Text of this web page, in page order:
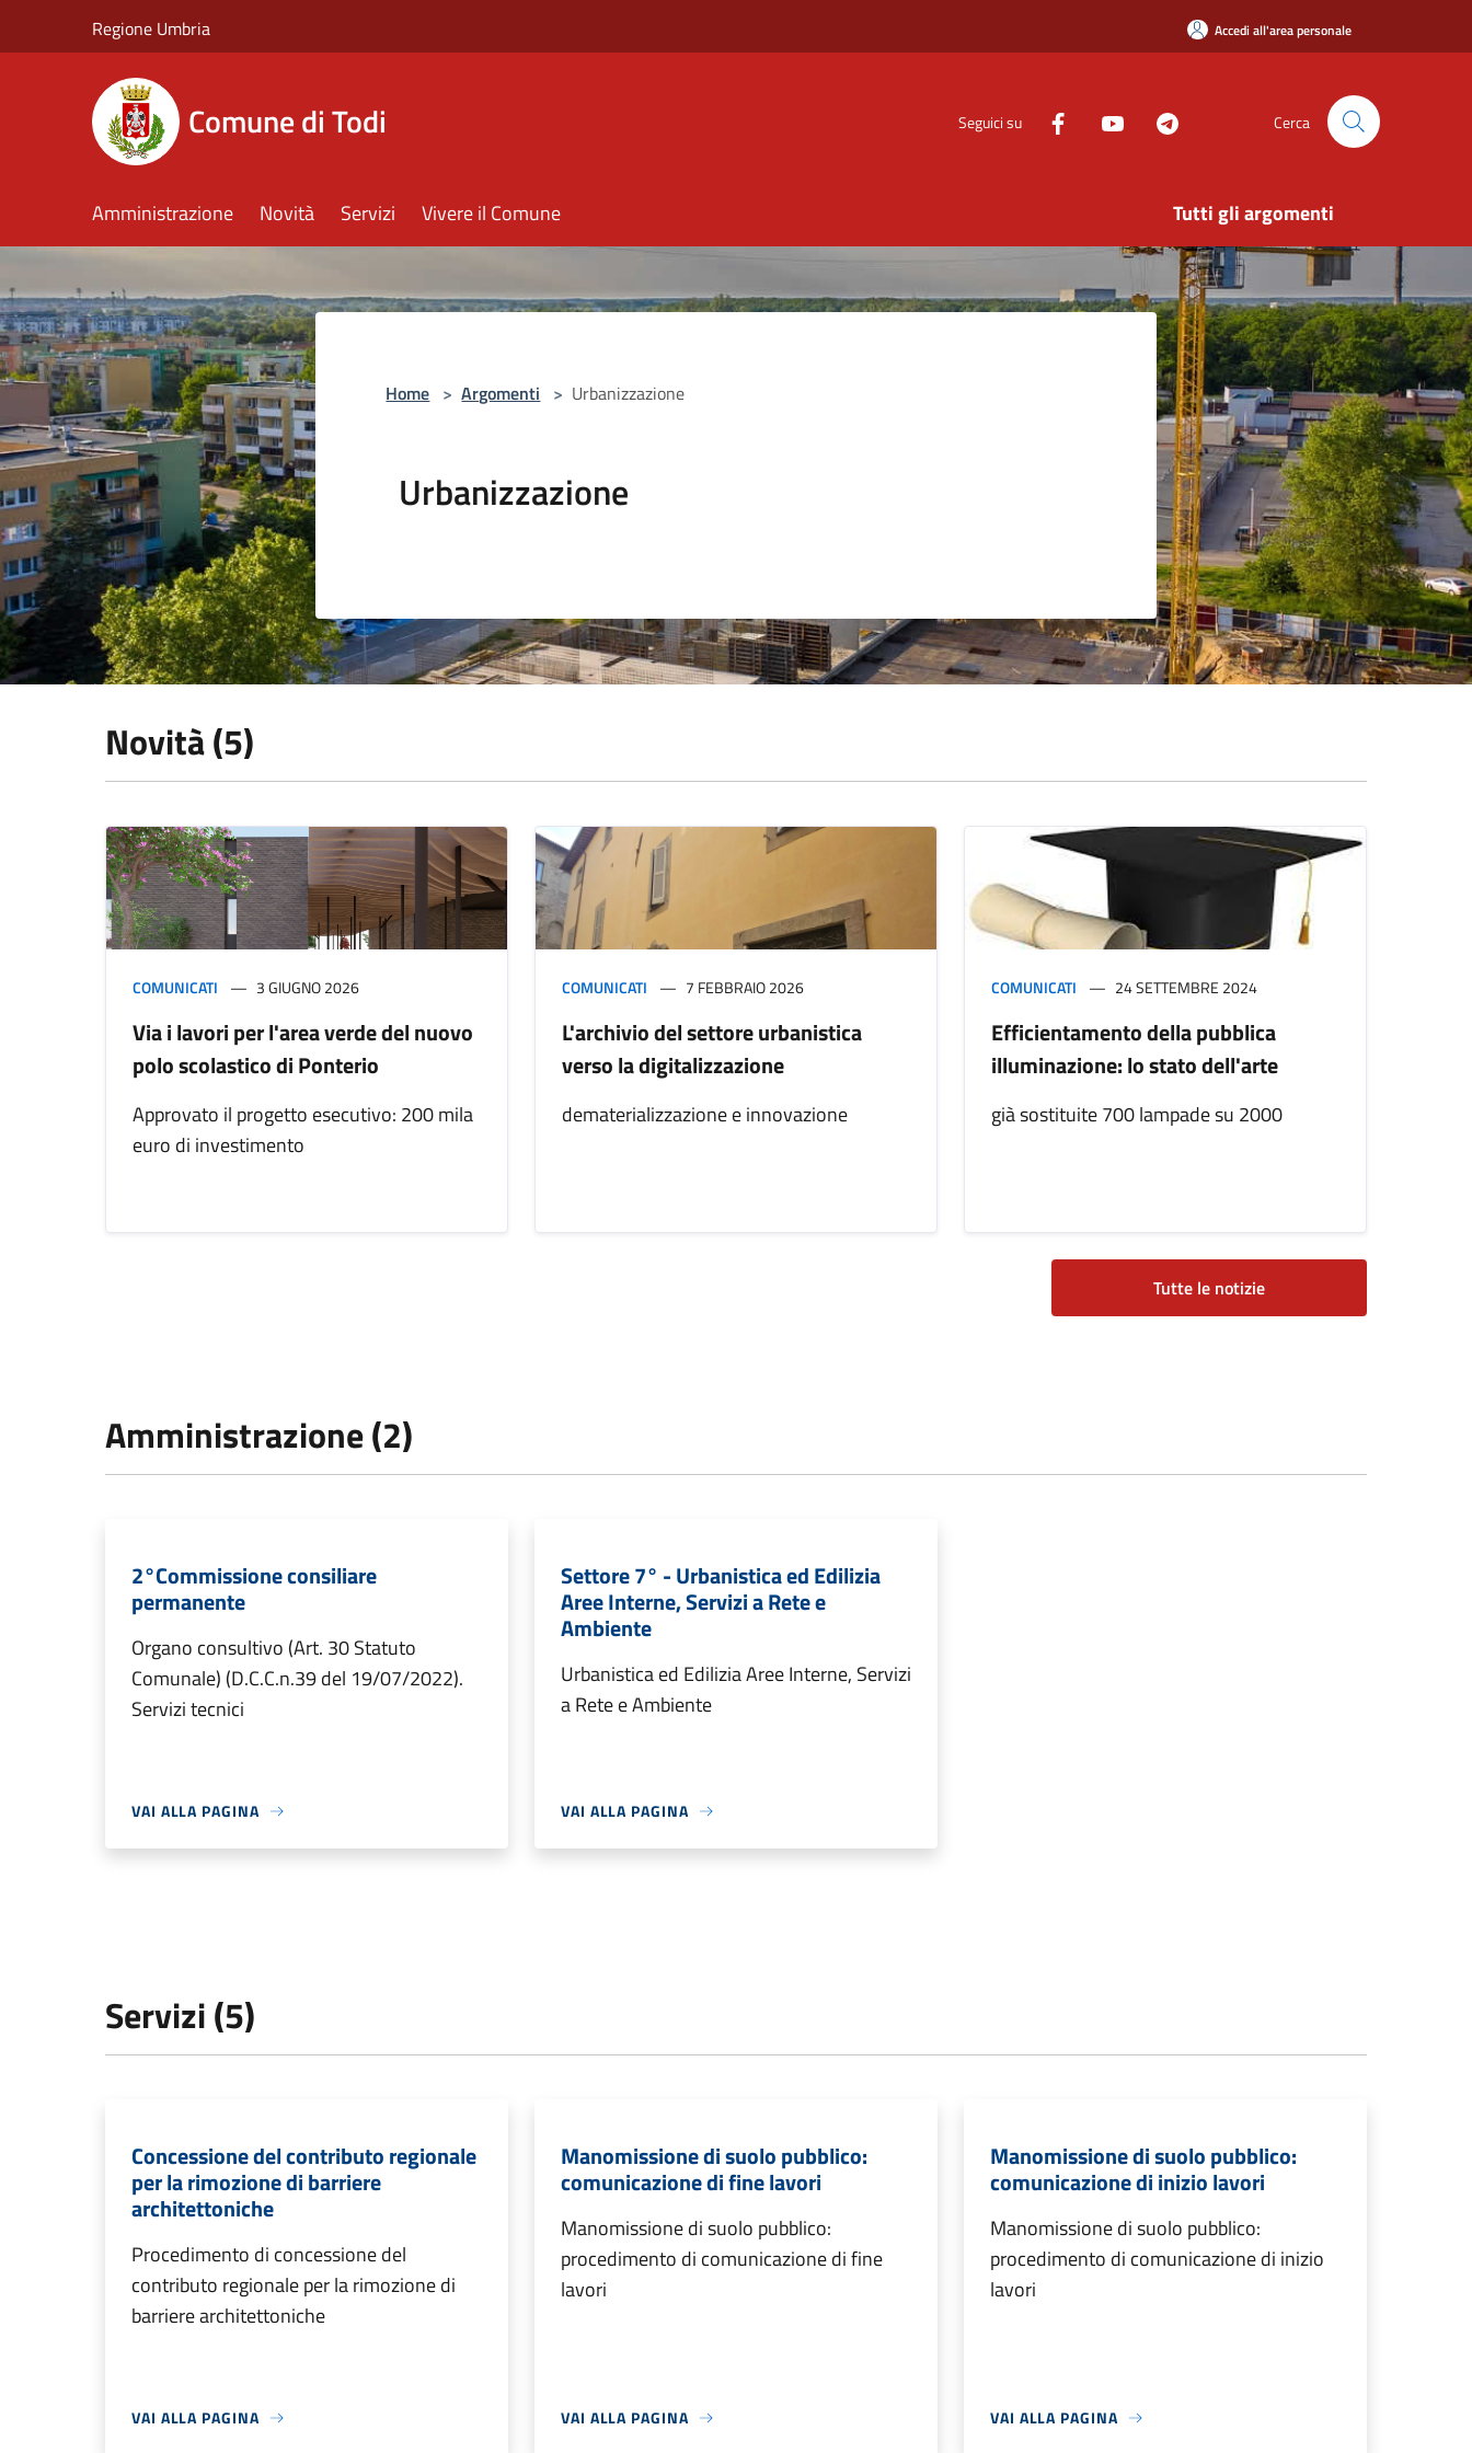
Regione Umbria Accedi all'area personale
Comune di Todi Seguici su Cerca
Amministrazione Novità Servizi Vivere il Comune Tutti gli argomenti
Home > Argomenti > Urbanizzazione
Urbanizzazione
Novità (5)
COMUNICATI 3 GIUGNO 2026
Via i lavori per l'area verde del nuovo
polo scolastico di Ponterio
Approvato il progetto esecutivo: 200 mila
euro di investimento
COMUNICATI 7 FEBBRAIO 2026
L'archivio del settore urbanistica
verso la digitalizzazione
dematerializzazione e innovazione
COMUNICATI 24 SETTEMBRE 2024
Efficientamento della pubblica
illuminazione: lo stato dell'arte
già sostituite 700 lampade su 2000
Tutte le notizie
Amministrazione (2)
2°Commissione consiliare
permanente
Organo consultivo (Art. 30 Statuto
Comunale) (D.C.C.n.39 del 19/07/2022).
Servizi tecnici
VAI ALLA PAGINA
Settore 7° - Urbanistica ed Edilizia
Aree Interne, Servizi a Rete e
Ambiente
Urbanistica ed Edilizia Aree Interne, Servizi
a Rete e Ambiente
VAI ALLA PAGINA
Servizi (5)
Concessione del contributo regionale
per la rimozione di barriere
architettoniche
Procedimento di concessione del
contributo regionale per la rimozione di
barriere architettoniche
VAI ALLA PAGINA
Manomissione di suolo pubblico:
comunicazione di fine lavori
Manomissione di suolo pubblico:
procedimento di comunicazione di fine
lavori
VAI ALLA PAGINA
Manomissione di suolo pubblico:
comunicazione di inizio lavori
Manomissione di suolo pubblico:
procedimento di comunicazione di inizio
lavori
VAI ALLA PAGINA